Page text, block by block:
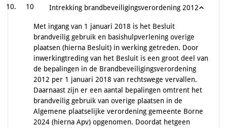
10 Intrekking brandbeveiligingsverordening 2012
Met ingang van 1 januari 2018 is het Besluit
brandveilig gebruik en basishulpverlening overige
plaatsen (hierna Besluit) in werking getreden. Door
inwerkingtreding van het Besluit is een groot deel van
de bepalingen in de Brandbeveiligingsverordening
2012 per 1 januari 2018 van rechtswege vervallen.
Daarnaast zijn er een aantal bepalingen omtrent het
brandveilig gebruik van overige plaatsen in de
Algemene plaatselijke verordening gemeente Borne
2024 (hierna Apv) opgenomen. Doordat hetgeen